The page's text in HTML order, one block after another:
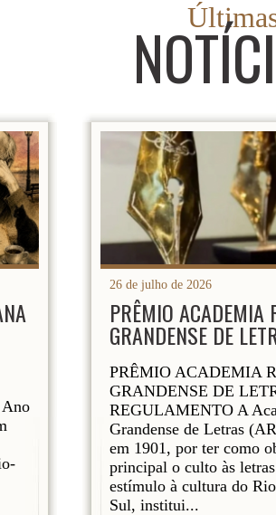
26 de julho de 2026
PRÊMIO ACADEMIA
GRANDENSE DE
PRÊMIO ACADEMIA
GRANDENSE DE
REGULAMENTO A
Grandense de Letras
em 1901, por ter como
principal o culto às
estímulo à cultura do
Sul, institui...